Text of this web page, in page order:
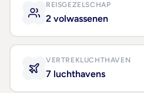
REISGEZELSCHAP
2 volwassenen
VERTREKLUCHTHAVEN
7 luchthavens